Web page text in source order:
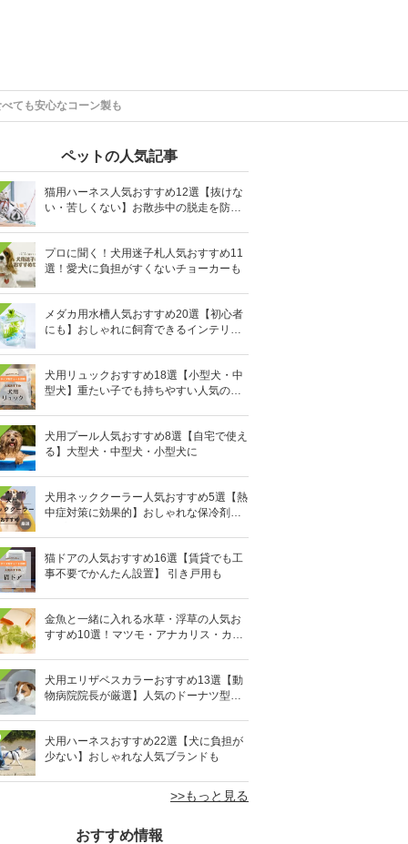
ても安心なコーン製も
ペットの人気記事
猫用ハーネス人気おすすめ12選【抜けな
い・苦しくない】お散歩中の脱走を防止
プロに聞く！犬用迷子札人気おすすめ11
選！愛犬に負担がすくないチョーカーも
メダカ用水槽人気おすすめ20選【初心者
にも】おしゃれに飼育できるインテリア
犬用リュックおすすめ18選【小型犬・中
型犬】重たい子でも持ちやすい人気のキ
犬用プール人気おすすめ8選【自宅で使え
る】大型犬・中型犬・小型犬に
犬用ネッククーラー人気おすすめ5選【熱
中症対策に効果的】おしゃれな保冷剤タ
猫ドアの人気おすすめ16選【賃貸でも工
事不要でかんたん設置】 引き戸用も
金魚と一緒に入れる水草・浮草の人気お
すすめ10選！マツモ・アナカリス・カボ
犬用エリザベスカラーおすすめ13選【動
物病院院長が厳選】人気のドーナツ型や
犬用ハーネスおすすめ22選【犬に負担が
少ない】おしゃれな人気ブランドも
>>もっと見る
おすすめ情報